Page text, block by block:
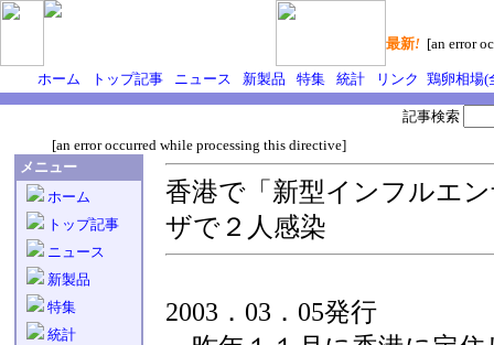
最新! [an error
ホーム トップ記事 ニュース 新製品 特集 統計 リンク 鶏卵相場(
[an error occurred while processing this directive]
記事検索
メニュー
ホーム
トップ記事
ニュース
新製品
特集
統計
香港で「新型インフルエ
ザで２人感染
2003．03．05発行